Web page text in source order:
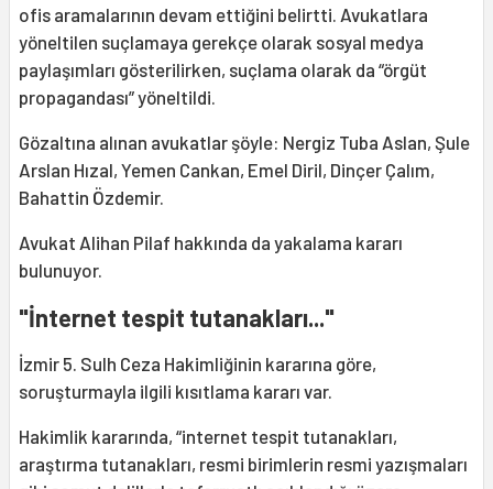
ofis aramalarının devam ettiğini belirtti. Avukatlara
yöneltilen suçlamaya gerekçe olarak sosyal medya
paylaşımları gösterilirken, suçlama olarak da “örgüt
propagandası” yöneltildi.
Gözaltına alınan avukatlar şöyle: Nergiz Tuba Aslan, Şule
Arslan Hızal, Yemen Cankan, Emel Diril, Dinçer Çalım,
Bahattin Özdemir.
Avukat Alihan Pilaf hakkında da yakalama kararı
bulunuyor.
"İnternet tespit tutanakları..."
İzmir 5. Sulh Ceza Hakimliğinin kararına göre,
soruşturmayla ilgili kısıtlama kararı var.
Hakimlik kararında, “internet tespit tutanakları,
araştırma tutanakları, resmi birimlerin resmi yazışmaları